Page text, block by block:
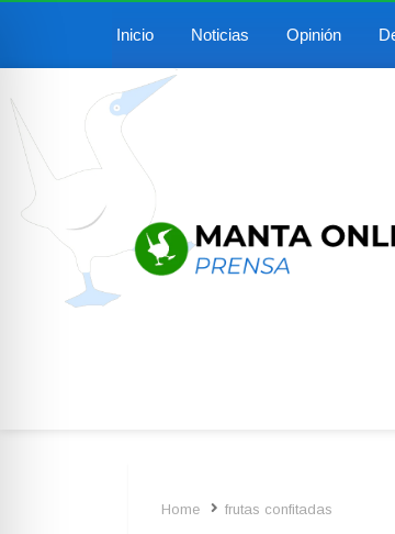
Inicio Noticias Opinión
Home frutas confitadas